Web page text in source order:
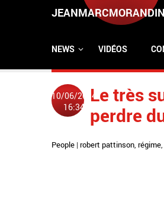
NEWS VIDÉOS
10/06/2014
16:34
Le très
perdre
People | robert pattinson, régime,